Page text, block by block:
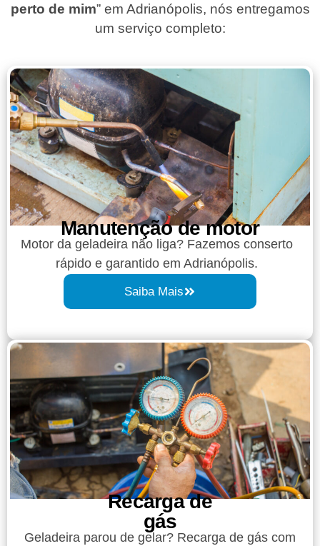
perto de mim” em Adrianópolis, nós entregamos
um serviço completo:
Manutenção de motor
Motor da geladeira não liga? Fazemos conserto
rápido e garantido em Adrianópolis.
Saiba Mais
Recarga de
gás
Geladeira parou de gelar? Recarga de gás com